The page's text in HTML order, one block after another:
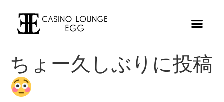
ちょー久しぶりに投稿